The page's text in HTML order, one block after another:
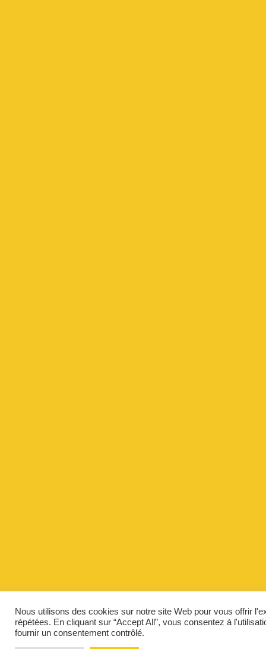
Nous utilisons des cookies sur notre site Web pour vous offrir
répétées. En cliquant sur “Accept All”, vous consentez à
fournir un consentement contrôlé.